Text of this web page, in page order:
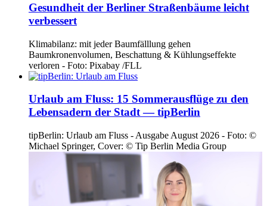
Gesundheit der Berliner Straßenbäume leicht
verbessert
Klimabilanz: mit jeder Baumfälllung gehen
Baumkronenvolumen, Beschattung & Kühlungseffekte
verloren - Foto: Pixabay /FLL
Urlaub am Fluss: 15 Sommerausflüge zu den
Lebensadern der Stadt — tipBerlin
tipBerlin: Urlaub am Fluss - Ausgabe August 2026 - Foto: ©
Michael Springer, Cover: © Tip Berlin Media Group